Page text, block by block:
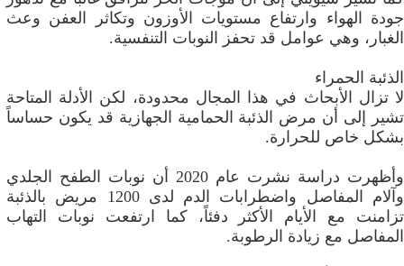
جودة الهواء وارتفاع مستويات الأوزون وتكاثر العفن وعث
الغبار، وهي عوامل قد تحفز النوبات التنفسية.
الذئبة الحمراء
لا تزال الأبحاث في هذا المجال محدودة، لكن الأدلة المتاحة
تشير إلى أن مرض الذئبة الحمامية الجهازية قد يكون حساساً
بشكل خاص للحرارة.
وأظهرت دراسة نشرت عام 2020 أن نوبات الطفح الجلدي
وآلام المفاصل واضطرابات الدم لدى 1200 مريض بالذئبة
تزامنت مع الأيام الأكثر دفئاً، كما ارتفعت نوبات التهاب
المفاصل مع زيادة الرطوبة.